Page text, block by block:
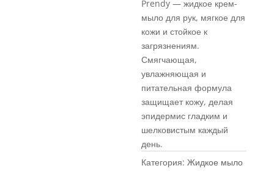
Prendy — жидкое крем-
мыло для рук, мягкое для
кожи и стойкое к
загрязнениям.
Смягчающая,
увлажняющая и
питательная формула
защищает кожу, делая
эпидермис гладким и
шелковистым каждый
день.
Категория:Жидкое мыло